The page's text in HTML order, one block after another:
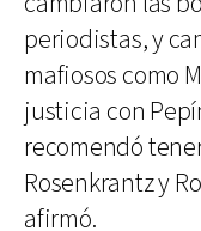
periodistas, y
mafiosos como
justicia con
recomendó
Rosenkrantz y
afirmó.